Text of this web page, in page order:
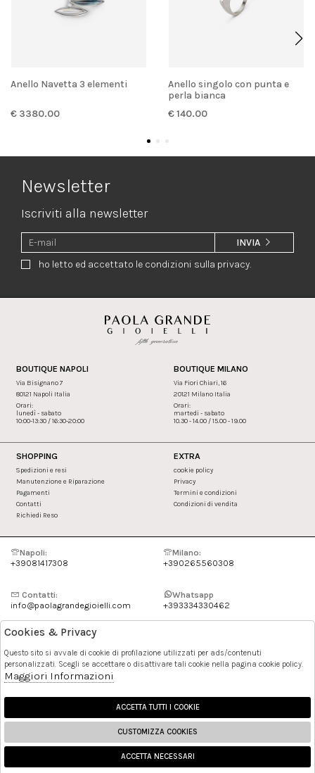
Anello Navetta 3 elementi
€ 3380.00
anello singolo con punta e
perla bianca
€ 140.00
Newsletter
Iscriviti alla newsletter
ho letto ed accettato le condizioni sulla privacy.
INVIA
BOUTIQUE NAPOLI
Via Bisignano 7
80121 Napoli Italia
Orari:
lunedì - sabato
10:00-13:30 / 16:30-20:00
BOUTIQUE MILANO
Via Fiori Chiari, 16
20121 Milano Italia
Orari:
martedi - sabato
10.30 - 14.00 / 15.00 - 19.00
SHOPPING
Spedizioni e resi
Manutenzione e Riparazione
Pagamenti
Contatti
Richiedi Reso
EXTRA
cookie policy
Privacy
Termini e condizioni
Condizioni di vendita
Napoli:
+39081417308
Milano:
+390265560308
Contatti:
info@paolagrandegioielli.com
Whatsapp
+393334330462
Instagram
Pinterest
Cookies & Privacy
Questo sito si avvale di cookie di profilazione utilizzati per ads/contenuti
personalizzati. Scegli se accettare o disattivare tali cookie nella pagina cookie policy.
Maggiori Informazioni
ACCETTA TUTTI I COOKIE
CUSTOMIZZA COOKIES
ACCETTA NECESSARI